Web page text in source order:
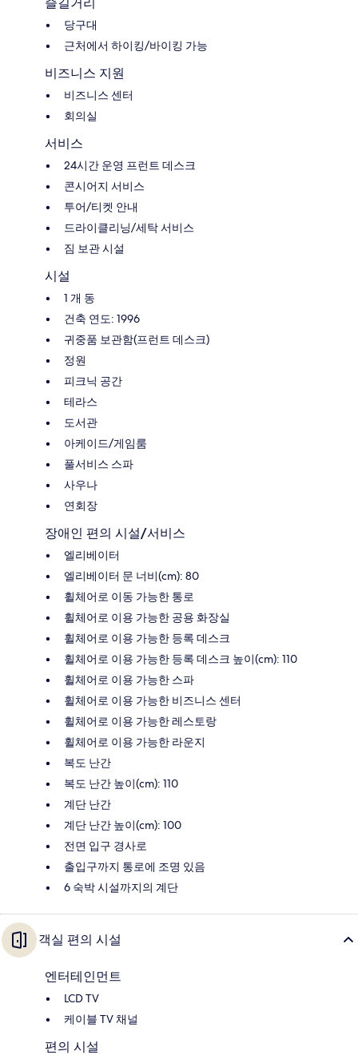
당구대
근처에서 하이킹/바이킹 가능
비즈니스 지원
비즈니스 센터
회의실
서비스
24시간 운영 프런트 데스크
콘시어지 서비스
투어/티켓 안내
드라이클리닝/세탁 서비스
짐 보관 시설
시설
1 개 동
건축 연도: 1996
귀중품 보관함(프런트 데스크)
정원
피크닉 공간
테라스
도서관
아케이드/게임룸
풀서비스 스파
사우나
연회장
장애인 편의 시설/서비스
엘리베이터
엘리베이터 문 너비(cm): 80
휠체어로 이동 가능한 통로
휠체어로 이용 가능한 공용 화장실
휠체어로 이용 가능한 등록 데스크
휠체어로 이용 가능한 등록 데스크 높이(cm): 110
휠체어로 이용 가능한 스파
휠체어로 이용 가능한 비즈니스 센터
휠체어로 이용 가능한 레스토랑
휠체어로 이용 가능한 라운지
복도 난간
복도 난간 높이(cm): 110
계단 난간
계단 난간 높이(cm): 100
전면 입구 경사로
출입구까지 통로에 조명 있음
6 숙박 시설까지의 계단
객실 편의 시설
엔터테인먼트
LCD TV
케이블 TV 채널
편의 시설